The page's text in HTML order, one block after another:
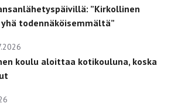
”Kirkollinen
todennäköisemmältä”
koulu aloittaa kotikouluna, koska